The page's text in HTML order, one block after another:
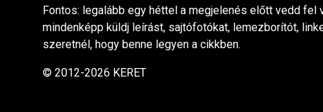
Fontos: legalább egy héttel a megjelenés előtt vedd fel
mindenképp küldj leírást, sajtófotókat, lemezborítót,
szeretnél, hogy benne legyen a cikkben.
© 2012-2026 KERET